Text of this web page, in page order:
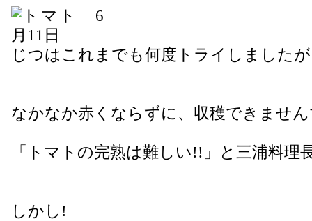
じつはこれまでも何度トライしました
なかなか赤くならずに、収穫できませ
「トマトの完熟は難しい!!」と三浦料理
しかし!